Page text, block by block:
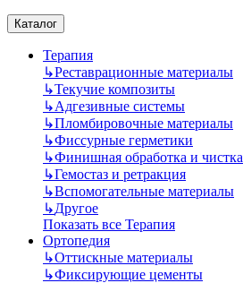
Каталог
Терапия
↳Реставрационные материалы
↳Текучие композиты
↳Адгезивные системы
↳Пломбировочные материалы
↳Фиссурные герметики
↳Финишная обработка и чистка
↳Гемостаз и ретракция
↳Вспомогательные материалы
↳Другое
Показать все Терапия
Ортопедия
↳Оттискные материалы
↳Фиксирующие цементы